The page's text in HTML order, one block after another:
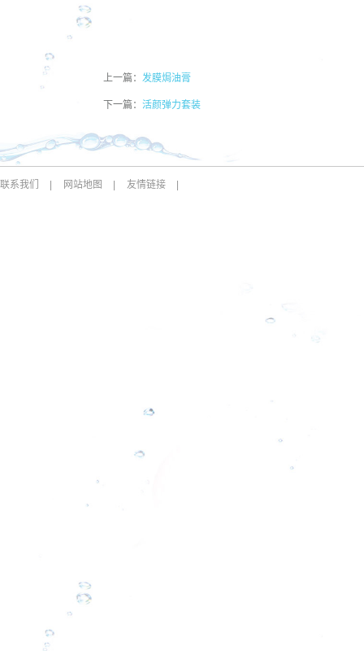
上一篇： 发膜焗油膏
下一篇： 活颜弹力套装
联系我们 网站地图 友情链接